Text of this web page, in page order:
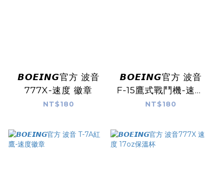
𝘽𝙊𝙀𝙄𝙉𝙂官方 波音
777X-速度 徽章
NT$180
𝘽𝙊𝙀𝙄𝙉𝙂官方 波音
F-15鷹式戰鬥機-速度
徽章
NT$180